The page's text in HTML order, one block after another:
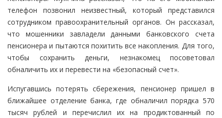
телефон позвонил неизвестный, который представился
сотрудником правоохранительный органов. Он рассказал,
что мошенники завладели данными банковского счета
пенсионера и пытаются похитить все накопления. Для того,
чтобы сохранить деньги, незнакомец посоветовал
обналичить их и перевести на «безопасный счет».
Испугавшись потерять сбережения, пенсионер пришел в
ближайшее отделение банка, где обналичил порядка 570
тысяч рублей и перечислил их на продиктованный по